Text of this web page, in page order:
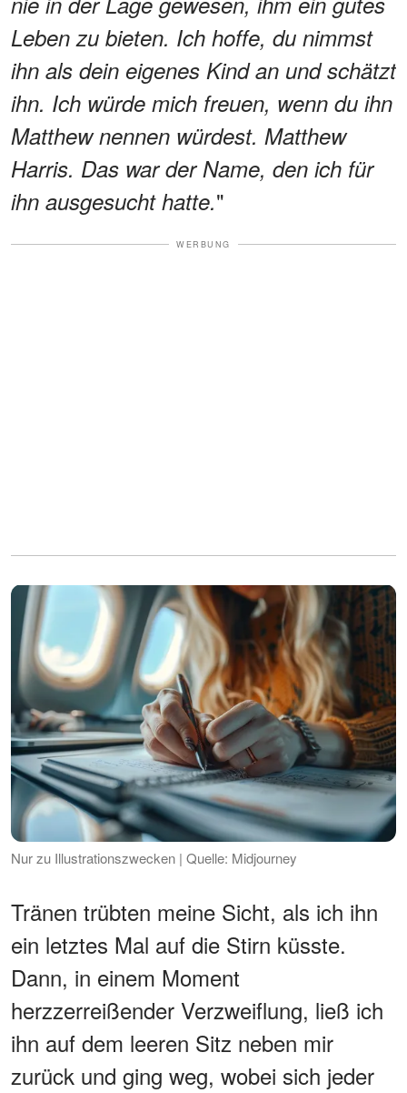
Leben zu bieten. Ich hoffe, du nimmst
ihn als dein eigenes Kind an und schätzt
ihn. Ich würde mich freuen, wenn du ihn
Matthew nennen würdest. Matthew
Harris. Das war der Name, den ich für
ihn ausgesucht hatte."
WERBUNG
Nur zu Illustrationszwecken | Quelle: Midjourney
Tränen trübten meine Sicht, als ich ihn
ein letztes Mal auf die Stirn küsste.
Dann, in einem Moment
herzzerreißender Verzweiflung, ließ ich
ihn auf dem leeren Sitz neben mir
zurück und ging weg, wobei sich jeder